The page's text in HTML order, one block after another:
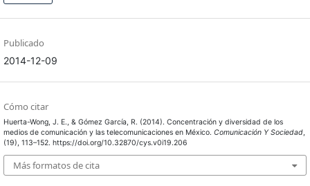
Publicado
2014-12-09
Cómo citar
Huerta-Wong, J. E., & Gómez García, R. (2014). Concentración y diversidad de los
medios de comunicación y las telecomunicaciones en México. Comunicación Y Sociedad,
(19), 113–152. https://doi.org/10.32870/cys.v0i19.206
Más formatos de cita